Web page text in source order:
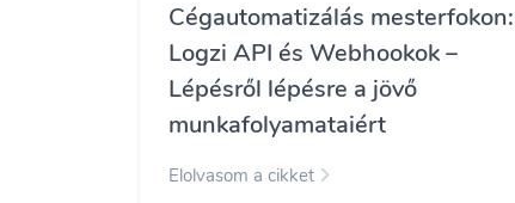
Cégautomatizálás mesterfokon:
Logzi API és Webhookok –
Lépésről lépésre a jövő
munkafolyamataiért
Elolvasom a cikket